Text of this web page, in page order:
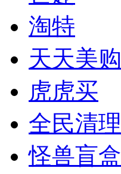
淘特
天天美购
虎虎买
全民清
怪兽盲盒